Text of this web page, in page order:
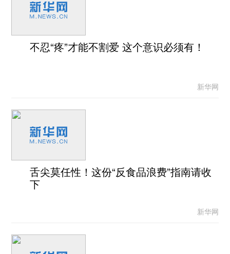
不忍“疼”才能不割爱 这个意识必须有！
新华网
舌尖莫任性！这份“反食品浪费”指南请收
下
新华网